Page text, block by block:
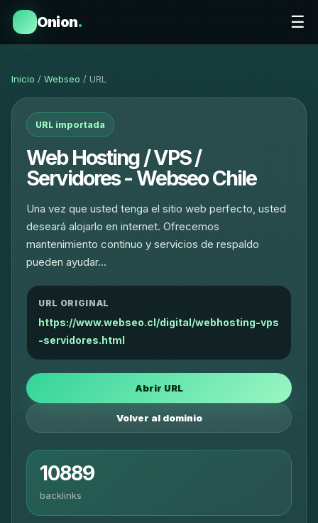
Onion. ☰
Inicio / Webseo / URL
URL importada
Web Hosting / VPS /
Servidores - Webseo Chile
Una vez que usted tenga el sitio web perfecto, usted
deseará alojarlo en internet. Ofrecemos
mantenimiento continuo y servicios de respaldo
pueden ayudar…
URL ORIGINAL
https://www.webseo.cl/digital/webhosting-vps
-servidores.html
Abrir URL
Volver al dominio
10889
backlinks